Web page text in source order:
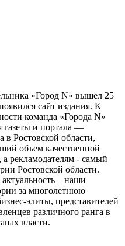
«Город N» вышел 25
сайт издания. К
команда «Города N»
газеты и портала —
в Ростовской области,
объем качественной
рекламодателям - самый
Ростовской области.
– наши
за многолетнюю
элиты, представителей
различного ранга в
власти.